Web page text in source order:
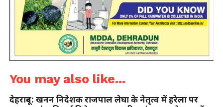
You may also like...
देहरादून: खनन निदेशक राजपाल लेघा के नेतृत्व में हरेला पर